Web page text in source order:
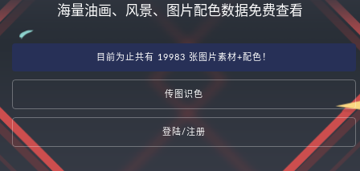
海量油画、风景、图片配色数据免费查看
目前为止共有 19983 张图片素材+配色！
传图识色
登陆/注册